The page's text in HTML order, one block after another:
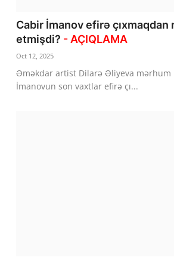
Cabir İmanov efirə çıxmaqdan
etmişdi? - AÇIQLAMA
Oct 12, 2025
Əməkdar artist Dilarə Əliyeva mərhum
İmanovun son vaxtlar efirə çı...